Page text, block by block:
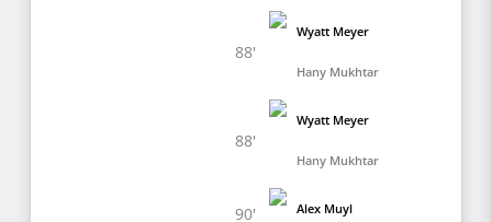
88'
Wyatt Meyer
Hany Mukhtar
88'
Wyatt Meyer
Hany Mukhtar
90' Alex Muyl